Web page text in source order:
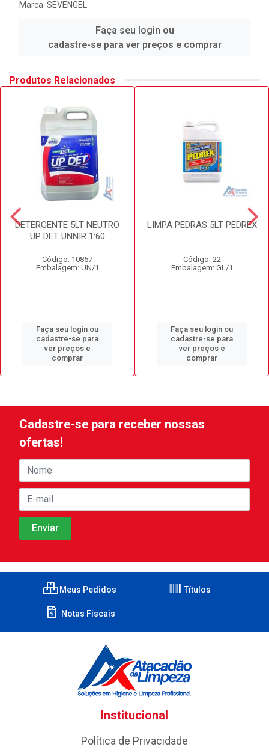
Marca: SEVENGEL
Faça seu login ou
cadastre-se para ver preços e comprar
Produtos Relacionados
DETERGENTE 5LT NEUTRO
UP DET UNNIR 1:60
Código: 10857
Embalagem: UN/1
Faça seu login ou
cadastre-se para
ver preços e
comprar
LIMPA PEDRAS 5LT PEDREX
Código: 22
Embalagem: GL/1
Faça seu login ou
cadastre-se para
ver preços e
comprar
Cadastre-se para receber nossas
ofertas!
Meus Pedidos Títulos
Notas Fiscais
Institucional
Política de Privacidade